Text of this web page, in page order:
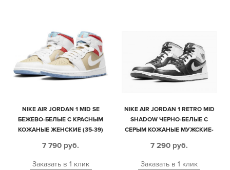
NIKE AIR JORDAN 1 MID SE
БЕЖЕВО-БЕЛЫЕ С КРАСНЫМ
КОЖАНЫЕ ЖЕНСКИЕ (35-39)
7 790 руб.
Заказать в 1 клик
NIKE AIR JORDAN 1 RETRO MID
SHADOW ЧЕРНО-БЕЛЫЕ С
СЕРЫМ КОЖАНЫЕ МУЖСКИЕ-
7 290 руб.
Заказать в 1 клик